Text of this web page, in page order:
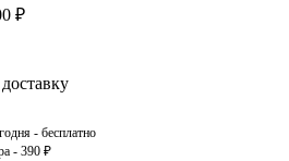
₽
- бесплатно
- 390 ₽